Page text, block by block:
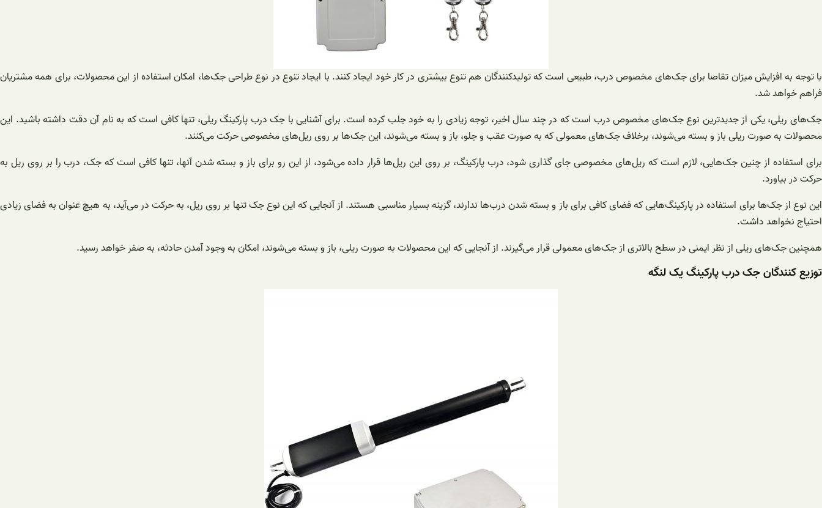
با توجه به افزایش میزان تقاصا برای جک‌های مخصوص درب، طبیعی است که تولیدکنندگان هم تنوع بیشتری در کار خود ایجاد کنند. با ایجاد تنوع در نوع طراحی جک‌ها، امکان استفاده از این محصولات، برای همه مشتریان
فراهم خواهد شد.
جک‌های ریلی، یکی از جدیدترین نوع جک‌های مخصوص درب است که در چند سال اخیر، توجه زیادی را به خود جلب کرده است. برای آشنایی با جک درب پارکینگ ریلی، تنها کافی است که به نام آن دقت داشته باشید. این
محصولات به صورت ریلی باز و بسته می‌شوند، برخلاف جک‌های معمولی که به صورت عقب و جلو، باز و بسته می‌شوند، این جک‌ها بر روی ریل‌های مخصوصی حرکت می‌کنند.
برای استفاده از چنین جک‌هایی، لازم است که ریل‌های مخصوصی جای گذاری شود، درب پارکینگ، بر روی این ریل‌ها قرار داده می‌شود، از این رو برای باز و بسته شدن آنها، تنها کافی است که جک، درب را بر روی ریل به
حرکت در بیاورد.
این نوع از جک‌ها برای استفاده در پارکینگ‌هایی که فضای کافی برای باز و بسته شدن درب‌ها ندارند، گزینه بسیار مناسبی هستند. از آنجایی که این نوع جک تنها بر روی ریل، به حرکت در می‌آید، به هیچ عنوان به فضای زیادی
احتیاج نخواهد داشت.
همچنین جک‌های ریلی از نظر ایمنی در سطح بالاتری از جک‌های معمولی قرار می‌گیرند. از آنجایی که این محصولات به صورت ریلی، باز و بسته می‌شوند، امکان به وجود آمدن حادثه، به صفر خواهد رسید.
توزیع کنندگان جک درب پارکینگ یک لنگه